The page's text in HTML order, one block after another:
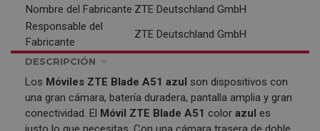
Nombre del Fabricante ZTE Deutschland GmbH
Responsable del
Fabricante
ZTE Deutschland GmbH
DESCRIPCIÓN
Los Móviles ZTE Blade A51 azul son dispositivos con
una gran cámara, batería duradera, pantalla amplia y gran
conectividad. El Móvil ZTE Blade A51 color azul es